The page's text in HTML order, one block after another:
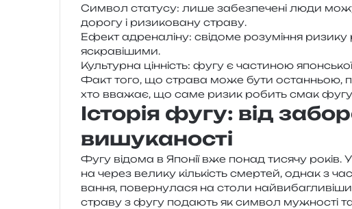
Символ ста­ту­су: лише забез­пе­че­ні люди
доро­гу і ризи­ко­ва­ну страву.
Ефект адре­на­лі­ну: сві­до­ме розу­мі­н­ня ризи­ку
яскравішими.
Культурна цін­ність: фугу є части­ною япон­ської
Факт того, що стра­ва може бути остан­ньою,
хто вва­жає, що саме ризик робить смак фугу
Історія фугу: від
вишуканості
Фугу відо­ма в Японії вже понад тися­чу
на через вели­ку кіль­кість смер­тей, однак з
ва­н­ня, повер­ну­ла­ся на столи
стра­ву з фугу пода­ють як сим­вол мужно­сті